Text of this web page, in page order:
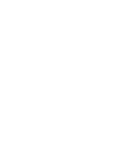
Bewertungen